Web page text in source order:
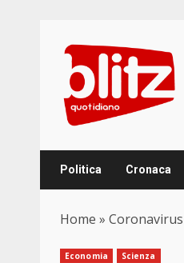
content
Politica Cronaca
Home »
Economia Scienza